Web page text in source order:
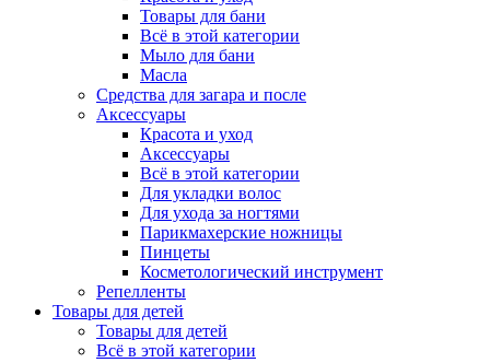
Товары для бани
Всё в этой категории
Мыло для бани
Масла
Средства для загара и после
Аксессуары
Красота и уход
Аксессуары
Всё в этой категории
Для укладки волос
Для ухода за ногтями
Парикмахерские ножницы
Пинцеты
Косметологический инструмент
Репелленты
Товары для детей
Товары для детей
Всё в этой категории